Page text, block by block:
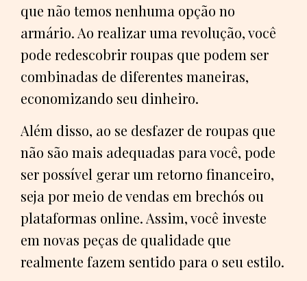
que não temos nenhuma opção no
armário. Ao realizar uma revolução, você
pode redescobrir roupas que podem ser
combinadas de diferentes maneiras,
economizando seu dinheiro.
Além disso, ao se desfazer de roupas que
não são mais adequadas para você, pode
ser possível gerar um retorno financeiro,
seja por meio de vendas em brechós ou
plataformas online. Assim, você investe
em novas peças de qualidade que
realmente fazem sentido para o seu estilo.